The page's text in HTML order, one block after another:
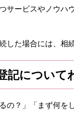
サービスやノウハ
した場合には、相
記について
の？」「まず何を